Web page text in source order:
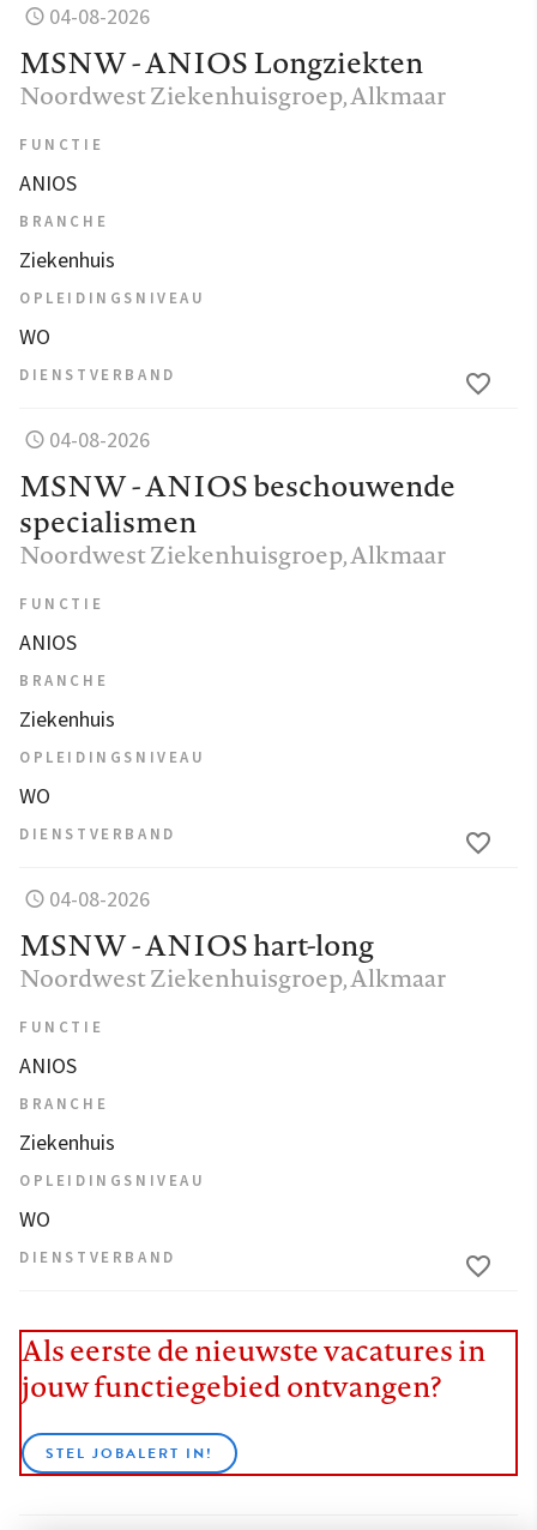
04-08-2026
MSNW - ANIOS Longziekten
Noordwest Ziekenhuisgroep, Alkmaar
FUNCTIE
ANIOS
BRANCHE
Ziekenhuis
OPLEIDINGSNIVEAU
WO
DIENSTVERBAND
04-08-2026
MSNW - ANIOS beschouwende
specialismen
Noordwest Ziekenhuisgroep, Alkmaar
FUNCTIE
ANIOS
BRANCHE
Ziekenhuis
OPLEIDINGSNIVEAU
WO
DIENSTVERBAND
04-08-2026
MSNW - ANIOS hart-long
Noordwest Ziekenhuisgroep, Alkmaar
FUNCTIE
ANIOS
BRANCHE
Ziekenhuis
OPLEIDINGSNIVEAU
WO
DIENSTVERBAND
Als eerste de nieuwste vacatures in
jouw functiegebied ontvangen?
STEL JOBALERT IN!